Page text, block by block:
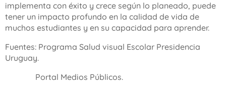
implementa con éxito y crece según lo planeado, puede
tener un impacto profundo en la calidad de vida de
muchos estudiantes y en su capacidad para aprender.
Fuentes: Programa Salud visual Escolar Presidencia
Uruguay.
Portal Medios Públicos.